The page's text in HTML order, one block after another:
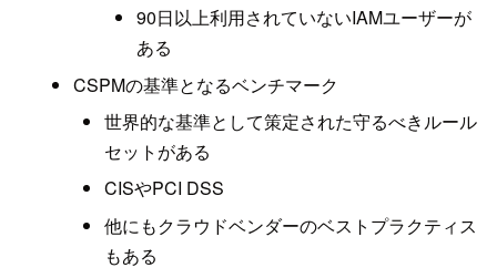
90日以上利用されていないIAMユーザーが
ある
CSPMの基準となるベンチマーク
世界的な基準として策定された守るべきルール
セットがある
CISやPCI DSS
他にもクラウドベンダーのベストプラクティス
もある